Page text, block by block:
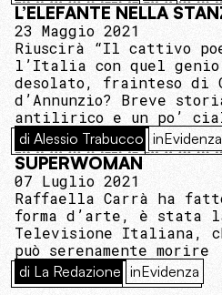
L’ELEFANTE NELLA
23 Maggio 2021
Riuscirà “Il cattivo
l’Italia con quel genio
desolato, frainteso di
d’Annunzio? Breve
antilirico e un po’
di Alessio Trabucco inEvidenza
SUPERWOMAN
07 Luglio 2021
Raffaella Carrà ha
forma d’arte, è stata
Televisione Italiana,
può serenamente morire
di La Redazione inEvidenza